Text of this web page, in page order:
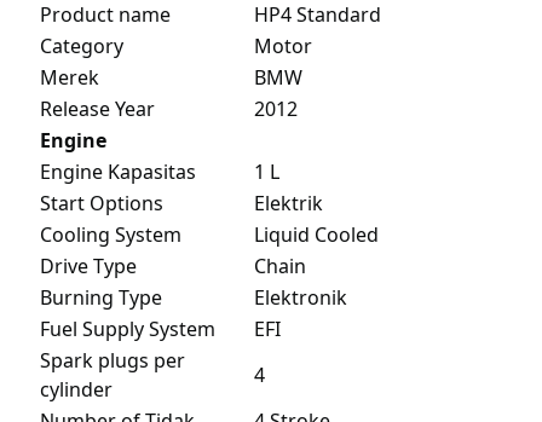
Product name
HP4 Standard
Category
Motor
Merek
BMW
Release Year
2012
Engine
Engine Kapasitas
1 L
Start Options
Elektrik
Cooling System
Liquid Cooled
Drive Type
Chain
Burning Type
Elektronik
Fuel Supply System
EFI
Spark plugs per
cylinder
4